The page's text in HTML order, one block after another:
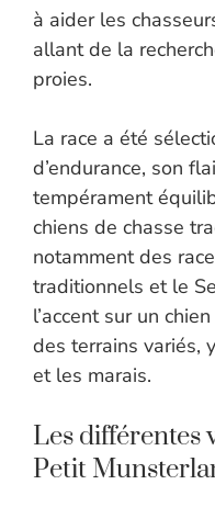
à aider les
allant de la
proies.
La race a été
d’endurance, son
tempérament
chiens de chasse
notamment des
traditionnels et le
l’accent sur un
des terrains variés,
et les marais.
Les différentes
Petit